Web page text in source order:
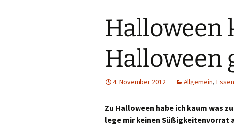
Halloween
Halloween
4. November 2012 Allgemein, Essen
Zu Halloween habe ich kaum was
lege mir keinen Süßigkeitenvorrat